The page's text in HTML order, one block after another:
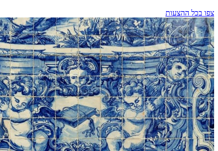
צפו בכל ההצעות